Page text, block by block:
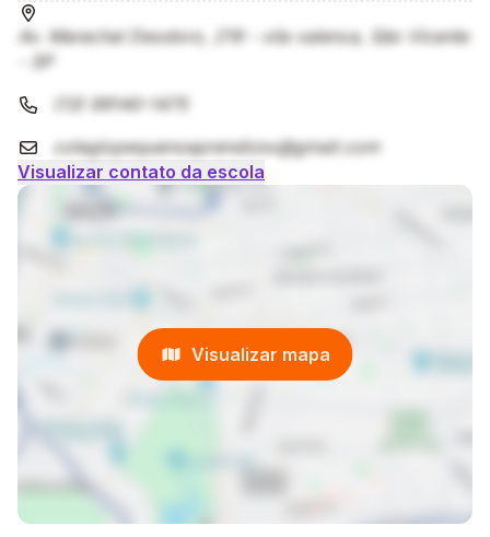
Av. Marechal Deodoro, 219 - vila valenca, São Vicente
- SP
(13) 99140-1475
colegiopequenoaprendizsv@gmail.com
Visualizar contato da escola
Visualizar mapa